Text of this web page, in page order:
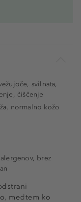
medtem ko
svilnata,
čiščenje
normalno kožo
brez